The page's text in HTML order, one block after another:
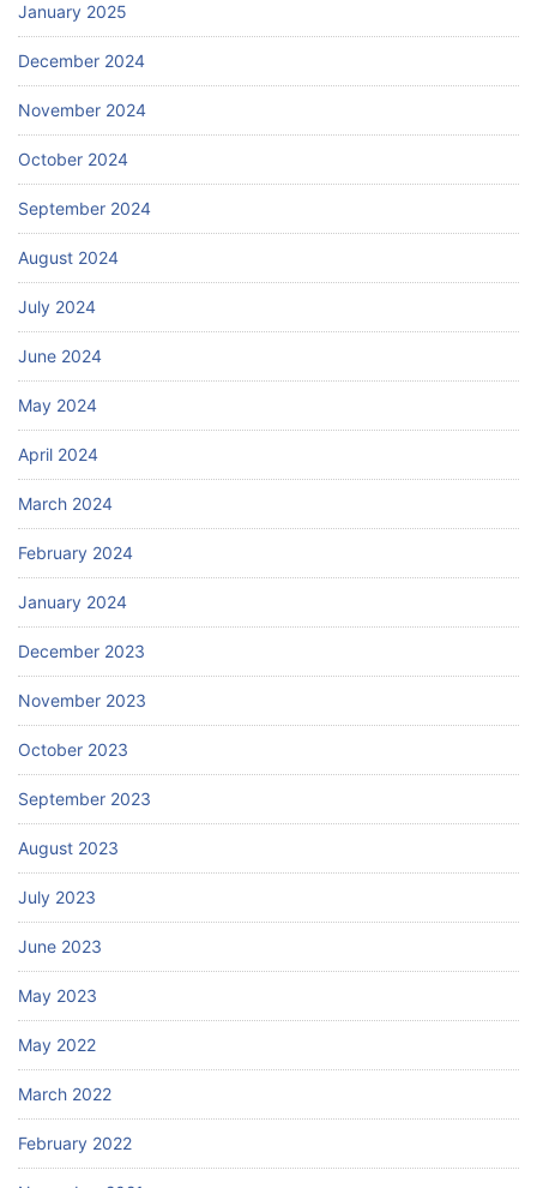
January 2025
December 2024
November 2024
October 2024
September 2024
August 2024
July 2024
June 2024
May 2024
April 2024
March 2024
February 2024
January 2024
December 2023
November 2023
October 2023
September 2023
August 2023
July 2023
June 2023
May 2023
May 2022
March 2022
February 2022